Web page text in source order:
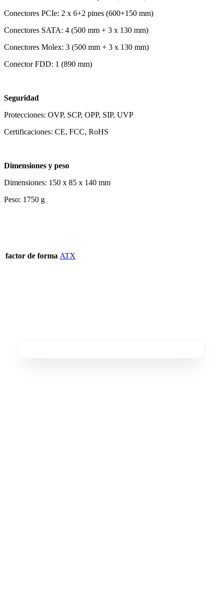
Conectores PCIe: 2 x 6+2 pines (600+150 mm)
Conectores SATA: 4 (500 mm + 3 x 130 mm)
Conectores Molex: 3 (500 mm + 3 x 130 mm)
Conector FDD: 1 (890 mm)
Seguridad
Protecciones: OVP, SCP, OPP, SIP, UVP
Certificaciones: CE, FCC, RoHS
Dimensiones y peso
Dimensiones: 150 x 85 x 140 mm
Peso: 1750 g
factor de forma ATX